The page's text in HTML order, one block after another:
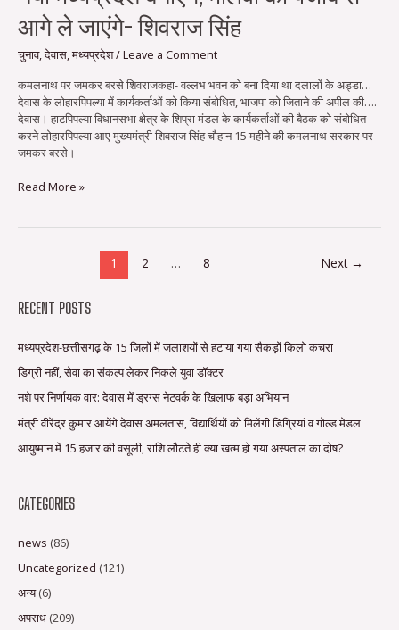
आगे ले जाएंगे- शिवराज सिंह
चुनाव,देवास,मध्यप्रदेश/Leave a Comment
कमलनाथ पर जमकर बरसे शिवराजकहा- वल्लभ भवन को बना दिया था दलालों के अड्डा…
देवास के लोहारपिपल्या में कार्यकर्ताओं को किया संबोधित, भाजपा को जिताने की अपील की….
देवास। हाटपिपल्या विधानसभा क्षेत्र के शिप्रा मंडल के कार्यकर्ताओं की बैठक को संबोधित
करने लोहारपिपल्या आए मुख्यमंत्री शिवराज सिंह चौहान 15 महीने की कमलनाथ सरकार पर
जमकर बरसे।
Read More »
1 2 … 8 Next →
RECENT POSTS
मध्यप्रदेश-छत्तीसगढ़ के 15 जिलों में जलाशयों से हटाया गया सैकड़ों किलो कचरा
डिग्री नहीं, सेवा का संकल्प लेकर निकले युवा डॉक्टर
नशे पर निर्णायक वार: देवास में ड्रग्स नेटवर्क के खिलाफ बड़ा अभियान
मंत्री वीरेंद्र कुमार आयेंगे देवास अमलतास, विद्यार्थियों को मिलेंगी डिग्रियां व गोल्ड मेडल
आयुष्मान में 15 हजार की वसूली, राशि लौटते ही क्या खत्म हो गया अस्पताल का दोष?
CATEGORIES
news (86)
Uncategorized (121)
अन्य(6)
अपराध (209)